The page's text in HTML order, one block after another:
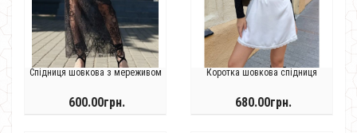
Спідниця шовкова з мереживом
600.00грн.
Коротка шовкова спідниця
680.00грн.